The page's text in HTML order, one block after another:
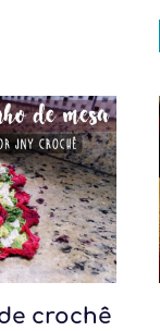
crochê